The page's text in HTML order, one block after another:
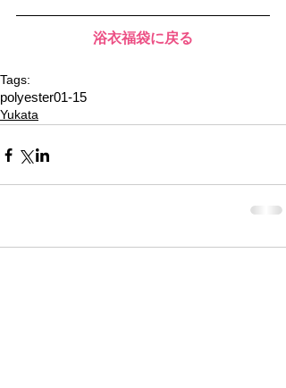
浴衣福袋に戻る
Tags:
polyester01-15
Yukata